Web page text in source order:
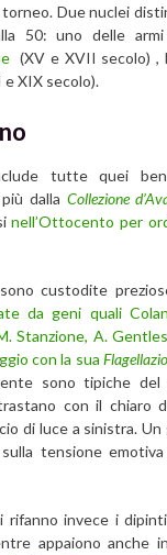
Due nuclei
50: uno delle armi
(XV e XVII secolo) ,
XIX secolo).
tutte quei
dalla Collezione
nell’Ottocento per
custodite
da geni quali
Stanzione, A.
con la sua
sono tipiche del
con il chiaro
di luce a sinistra.
tensione
rifanno invece i
appaiono anche